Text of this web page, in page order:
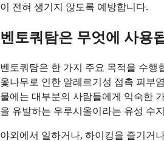
이 전혀 생기지 않도록 예방합니다.
벤토쿼탐은 무엇에 사용
벤토쿼탐은 한 가지 주요 목적을 수행
옻나무로 인한 알레르기성 접촉 피부
물에는 대부분의 사람들에게 익숙한
을 유발하는 우루시올이라는 유성 수
야외에서 일하거나, 하이킹을 즐기거